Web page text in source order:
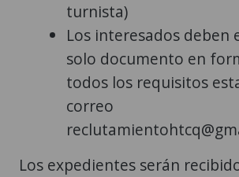
turnista)
Los interesados deben
solo documento en
todos los requisitos
correo
Los expedientes serán